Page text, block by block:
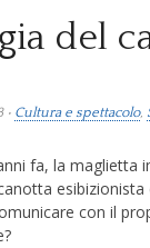
del
• Cultura e spettacolo,
fa, la maglietta
esibizionista
con il